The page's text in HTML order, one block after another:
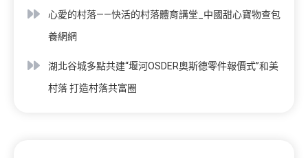
心愛的村落——快活的村落體育講堂_中國甜心寶物查包
養網網
湖北谷城多點共建“堰河OSDER奧斯德零件報價式”和美
村落 打造村落共富圈